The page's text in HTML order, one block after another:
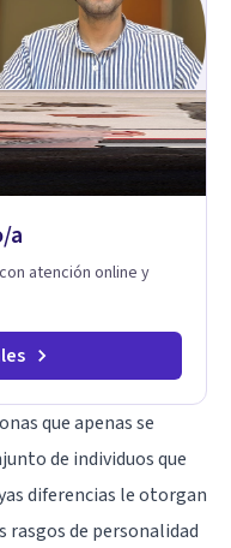
ser un mejor
a
atención online y
que apenas se
de individuos que
diferencias le otorgan
rasgos de personalidad